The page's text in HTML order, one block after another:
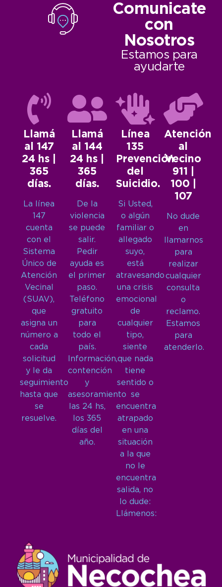
Comunicate
con
Nosotros
Estamos para
ayudarte
Llamá
al 147
24 hs |
365
días.
La línea
147
cuenta
con el
Sistema
Único de
Atención
Vecinal
(SUAV),
que
asigna un
número a
cada
solicitud
y le da
seguimiento
hasta que
se
resuelve.
Llamá
al 144
24 hs |
365
días.
De la
violencia
se puede
salir.
Pedir
ayuda es
el primer
paso.
Teléfono
gratuito
para
todo el
país.
Información,
contención
y
asesoramiento
las 24 hs,
los 365
días del
año.
Línea
135
Prevención
del
Suicidio.
Si Usted,
o algún
familiar o
allegado
suyo,
está
atravesando
una crisis
emocional
de
cualquier
tipo,
siente
que nada
tiene
sentido o
se
encuentra
atrapado
en una
situación
a la que
no le
encuentra
salida, no
lo dude:
Llámenos:
Atención
al
Vecino
911 |
100 |
107
No dude
en
llamarnos
para
realizar
cualquier
consulta
o
reclamo.
Estamos
para
atenderlo.